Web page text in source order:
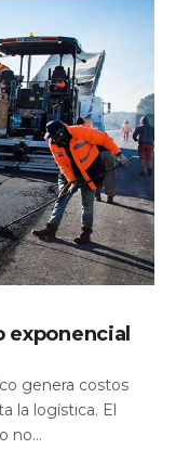
exponencial
genera costos
la logística. El
no...